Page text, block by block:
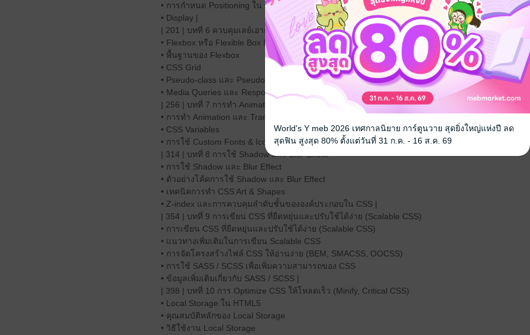
• การกำหนด Positioning ใน CSS
• Display |
| 201 | บทที่ 6 ควบคุมเลย์เอาต์และการจัดวางองค์ประกอบ (2)
• Flexbox หรือ Flexible Box Layout
• พื้นฐานของ Flexbox
• CSS Grid
• Pseudo-class และ Pseudo-element
• Media Queries และ Responsive Design |
| 256 | บทที่ 7 การทำ Animation และ Transition
• การทำ Animation และ Transition ใน CSS
• CSS Variables
• การใช้ Custom Fonts & Icons (@font-face, Google Fonts, Font Awesome) |
| 314 | บทที่ 8 การใช้ Shadow และ Blur Effect
• การใช้ Shadow และ Blur Effect
• ตัวอย่างโค้ดการใช้ Shadow และ Blur Effect
• เทคนิคการทำ CSS Art & Shapes
• Z-index และการควบคุมลำดับชั้นขององค์ประกอบใน CSS |
| 354 | บทที่ 9 การเขียน CSS ที่ยืดหยุ่นและปรับใช้ได้ง่าย (Scalable CSS)
• การเขียน CSS ที่ยืดหยุ่นและปรับใช้ได้ง่าย (Scalable CSS)
• แนวทางเพิ่มเติมในการเขียน Scalable CSS
• การจัดโครงสร้างไฟล์ CSS ให้อ่านง่าย (BEM, SMACSS, OOCSS)
• การใช้ SASS / SCSS เพื่อเพิ่มความสามารถของ CSS
• ข้อมูลเพิ่มเติมเกี่ยวกับ SASS / SCSS |
| 398 | บทที่ 10 การ Optimize CSS ให้โหลดเร็ว (Minify, Critical CSS)
• Local Storage ใน HTML5
• คุณสมบัติหลักของ Local Storage
• วิธีใช้งาน Local Storage
World's Y meb 2026 เทศกาลนิยาย การ์ตูนวาย สุดยิ่งใหญ่แห่งปี ลด
สุดฟิน สูงสุด 80% ตั้งแต่วันที่ 31 ก.ค. - 16 ส.ค. 69